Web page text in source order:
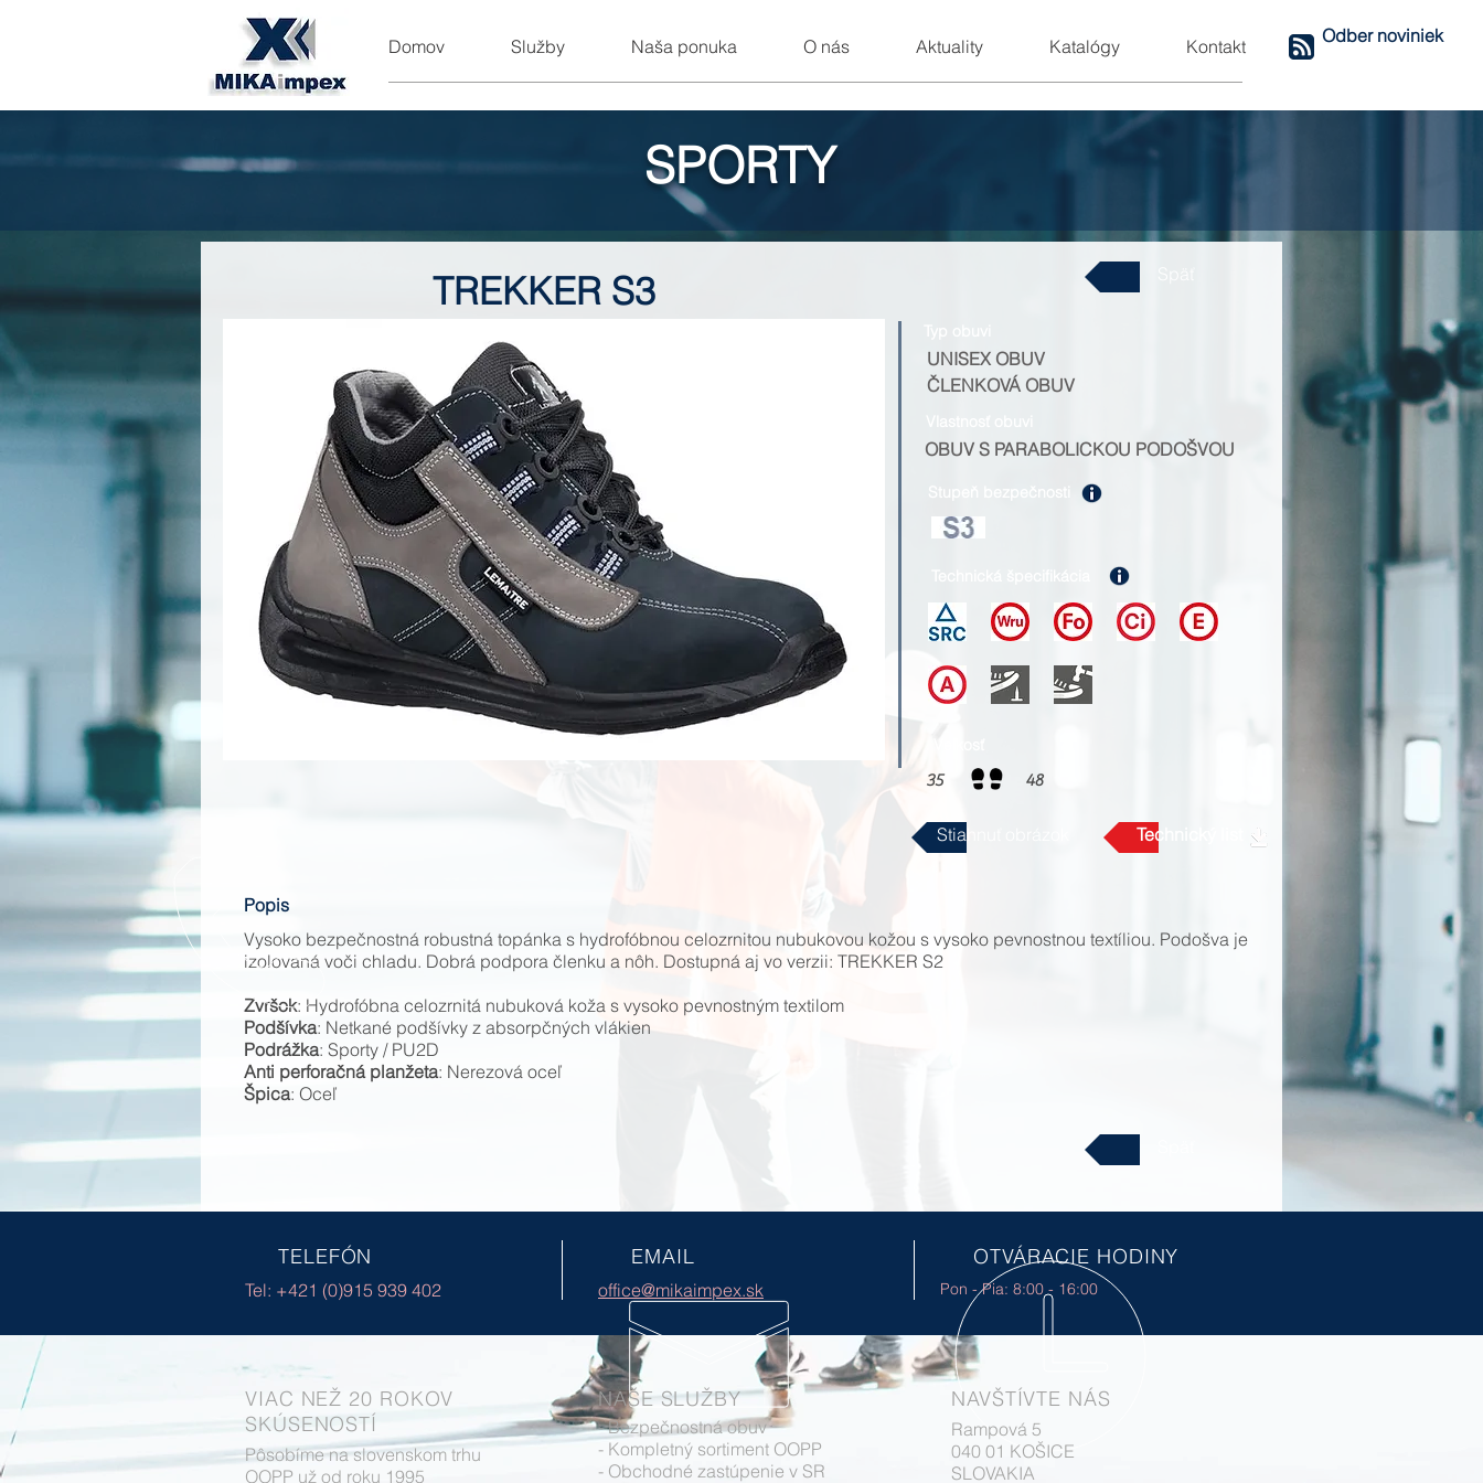
Domov Služby Naša ponuka O nás Aktuality Katalógy Kontakt Odber noviniek
SPORTY
TREKKER S3
UNISEX OBUV
ČLENKOVÁ OBUV
OBUV S PARABOLICKOU PODOŠVOU
35
48
Stiahnuť obrázok Technický list
Popis
Vysoko bezpečnostná robustná topánka s hydrofóbnou celozrnitou nubukovou kožou s vysoko pevnostnou textíliou. Podošva je
izolovaná voči chladu. Dobrá podpora členku a nôh. Dostupná aj vo verzii: TREKKER S2
Zvršok: Hydrofóbna celozrnitá nubuková koža s vysoko pevnostným textilom
Podšívka: Netkané podšívky z absorpčných vlákien
Podrážka: Sporty / PU2D
Anti perforačná planžeta: Nerezová oceľ
Špica: Oceľ
TELEFÓN
Tel: +421 (0)915 939 402
EMAIL
office@mikaimpex.sk
OTVÁRACIE HODINY
Pon - Pia: 8:00 - 16:00
VIAC NEŽ 20 ROKOV
SKÚSENOSTÍ
Pôsobíme na slovenskom trhu
OOPP už od roku 1995
NAŠE SLUŽBY
- Bezpečnostná obuv
- Kompletný sortiment OOPP
- Obchodné zastúpenie v SR
NAVŠTÍVTE NÁS
Rampová 5
040 01 KOŠICE
SLOVAKIA